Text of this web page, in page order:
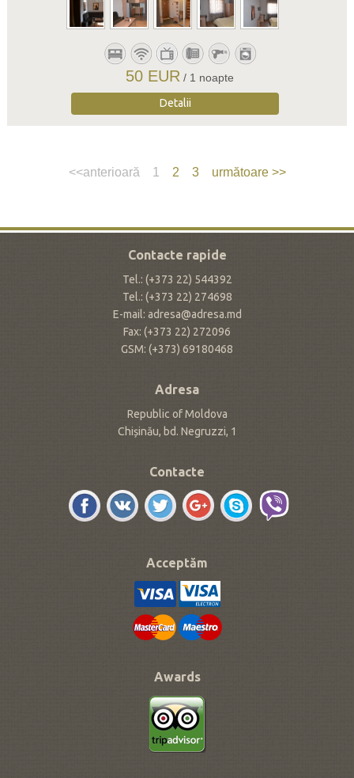
50 EUR / 1 noapte
Detalii
<<anterioară 1 2 3 următoare >>
Contacte rapide
Tel.: (+373 22) 544392
Tel.: (+373 22) 274698
E-mail: adresa@adresa.md
Fax: (+373 22) 272096
GSM: (+373) 69180468
Adresa
Republic of Moldova
Chișinău, bd. Negruzzi, 1
Contacte
Acceptăm
Awards